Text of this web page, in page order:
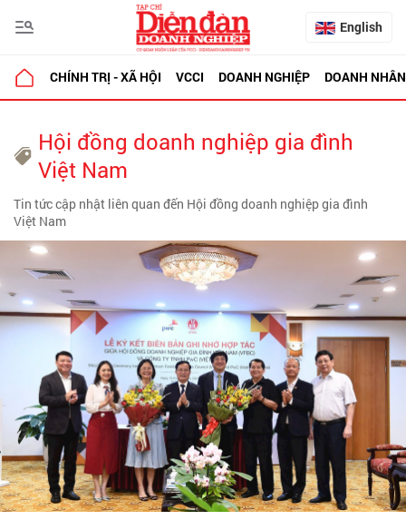
English
CHÍNH TRỊ - XÃ HỘI VCCI DOANH NGHIỆP DOANH NHÂN
Hội đồng doanh nghiệp gia đình
Việt Nam
Tin tức cập nhật liên quan đến Hội đồng doanh nghiệp gia đình
Việt Nam